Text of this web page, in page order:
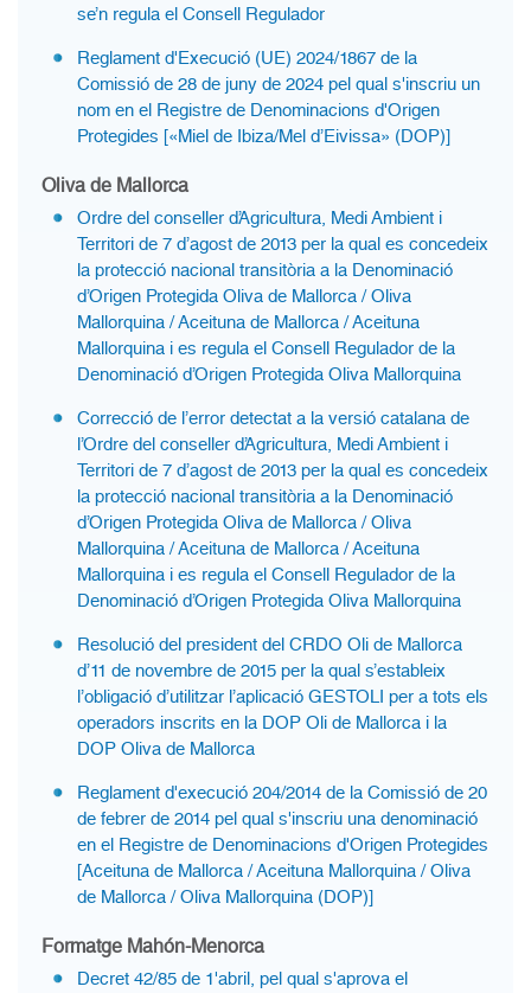
se’n regula el Consell Regulador
Reglament d'Execució (UE) 2024/1867 de la
Comissió de 28 de juny de 2024 pel qual s'inscriu un
nom en el Registre de Denominacions d'Origen
Protegides [«Miel de Ibiza/Mel d’Eivissa» (DOP)]
Oliva de Mallorca
Ordre del conseller d’Agricultura, Medi Ambient i
Territori de 7 d’agost de 2013 per la qual es concedeix
la protecció nacional transitòria a la Denominació
d’Origen Protegida Oliva de Mallorca / Oliva
Mallorquina / Aceituna de Mallorca / Aceituna
Mallorquina i es regula el Consell Regulador de la
Denominació d’Origen Protegida Oliva Mallorquina
Correcció de l’error detectat a la versió catalana de
l’Ordre del conseller d’Agricultura, Medi Ambient i
Territori de 7 d’agost de 2013 per la qual es concedeix
la protecció nacional transitòria a la Denominació
d’Origen Protegida Oliva de Mallorca / Oliva
Mallorquina / Aceituna de Mallorca / Aceituna
Mallorquina i es regula el Consell Regulador de la
Denominació d’Origen Protegida Oliva Mallorquina
Resolució del president del CRDO Oli de Mallorca
d’11 de novembre de 2015 per la qual s’estableix
l’obligació d’utilitzar l’aplicació GESTOLI per a tots els
operadors inscrits en la DOP Oli de Mallorca i la
DOP Oliva de Mallorca
Reglament d'execució 204/2014 de la Comissió de 20
de febrer de 2014 pel qual s'inscriu una denominació
en el Registre de Denominacions d'Origen Protegides
[Aceituna de Mallorca / Aceituna Mallorquina / Oliva
de Mallorca / Oliva Mallorquina (DOP)]
Formatge Mahón-Menorca
Decret 42/85 de 1'abril, pel qual s'aprova el